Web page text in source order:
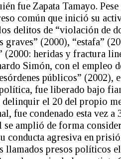
fue Zapata Tamayo.
común que inició su
delitos de “violación de
graves” (2000), “estafa”
(2000: heridas y fractura
Simón, con el empleo
públicos” (2002),
fue liberado bajo
el 20 del propio
fue condenado esta vez a
se amplió de forma
conducta agresiva en
llamados presos políticos